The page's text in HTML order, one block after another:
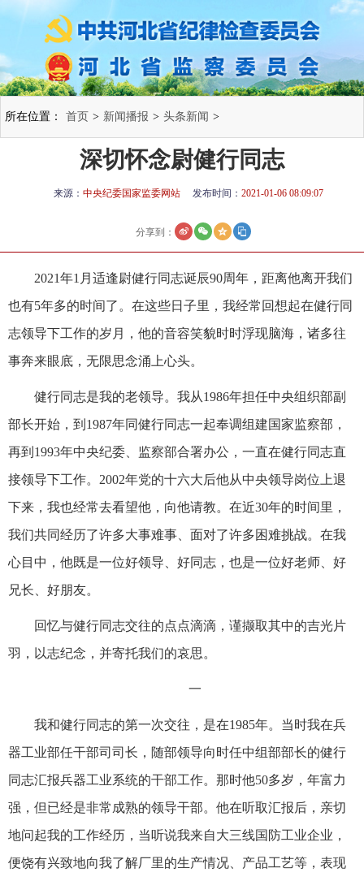
所在位置： 首页 > 新闻播报 > 头条新闻 >
深切怀念尉健行同志
来源： 中央纪委国家监委网站 发布时间： 2021-01-06 08:09:07
分享到：
2021年1月适逢尉健行同志诞辰90周年，距离他离开我们
也有5年多的时间了。在这些日子里，我经常回想起在健行同
志领导下工作的岁月，他的音容笑貌时时浮现脑海，诸多往
事奔来眼底，无限思念涌上心头。
健行同志是我的老领导。我从1986年担任中央组织部副
部长开始，到1987年同健行同志一起奉调组建国家监察部，
再到1993年中央纪委、监察部合署办公，一直在健行同志直
接领导下工作。2002年党的十六大后他从中央领导岗位上退
下来，我也经常去看望他，向他请教。在近30年的时间里，
我们共同经历了许多大事难事、面对了许多困难挑战。在我
心目中，他既是一位好领导、好同志，也是一位好老师、好
兄长、好朋友。
回忆与健行同志交往的点点滴滴，谨撷取其中的吉光片
羽，以志纪念，并寄托我们的哀思。
一
我和健行同志的第一次交往，是在1985年。当时我在兵
器工业部任干部司司长，随部领导向时任中组部部长的健行
同志汇报兵器工业系统的干部工作。那时他50多岁，年富力
强，但已经是非常成熟的领导干部。他在听取汇报后，亲切
地问起我的工作经历，当听说我来自大三线国防工业企业，
便饶有兴致地向我了解厂里的生产情况、产品工艺等，表现